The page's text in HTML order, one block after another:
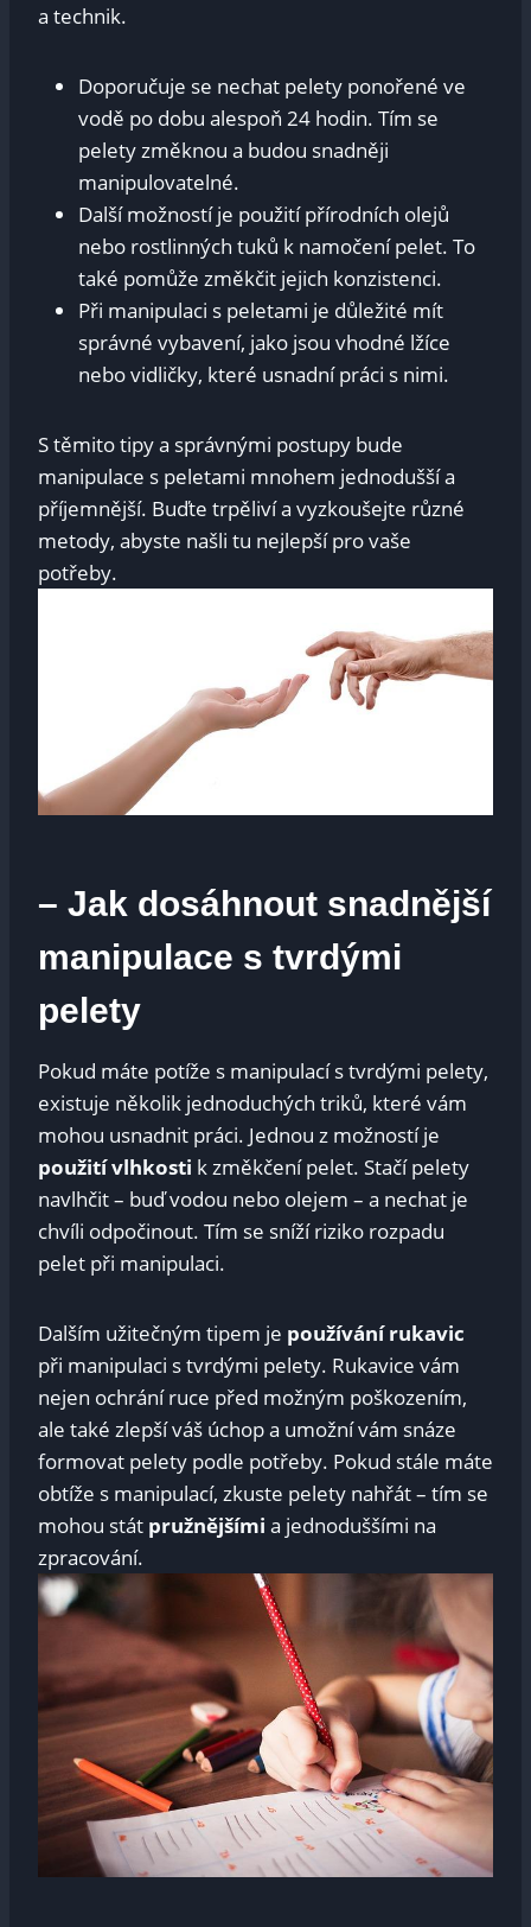
a technik.
Doporučuje se nechat pelety ponořené ve
vodě po dobu alespoň 24 hodin. Tím se
pelety změknou a budou snadněji
manipulovatelné.
Další možností je použití přírodních olejů
nebo rostlinných tuků k namočení pelet. To
také pomůže změkčit jejich konzistenci.
Při manipulaci s peletami je důležité mít
správné vybavení, jako jsou vhodné lžíce
nebo vidličky, které usnadní práci s nimi.
S těmito tipy a správnými postupy bude
manipulace s peletami mnohem jednodušší a
příjemnější. Buďte trpěliví a vyzkoušejte různé
metody, abyste našli tu nejlepší pro vaše
potřeby.
– Jak dosáhnout snadnější
manipulace s tvrdými
pelety
Pokud máte potíže s manipulací s tvrdými pelety,
existuje několik jednoduchých triků, které vám
mohou usnadnit práci. Jednou z možností je
použití vlhkosti k změkčení pelet. Stačí pelety
navlhčit – buď vodou nebo olejem – a nechat je
chvíli odpočinout. Tím se sníží riziko rozpadu
pelet při manipulaci.
Dalším užitečným tipem je používání rukavic
při manipulaci s tvrdými pelety. Rukavice vám
nejen ochrání ruce před možným poškozením,
ale také zlepší váš úchop a umožní vám snáze
formovat pelety podle potřeby. Pokud stále máte
obtíže s manipulací, zkuste pelety nahřát – tím se
mohou stát pružnějšími a jednoduššími na
zpracování.